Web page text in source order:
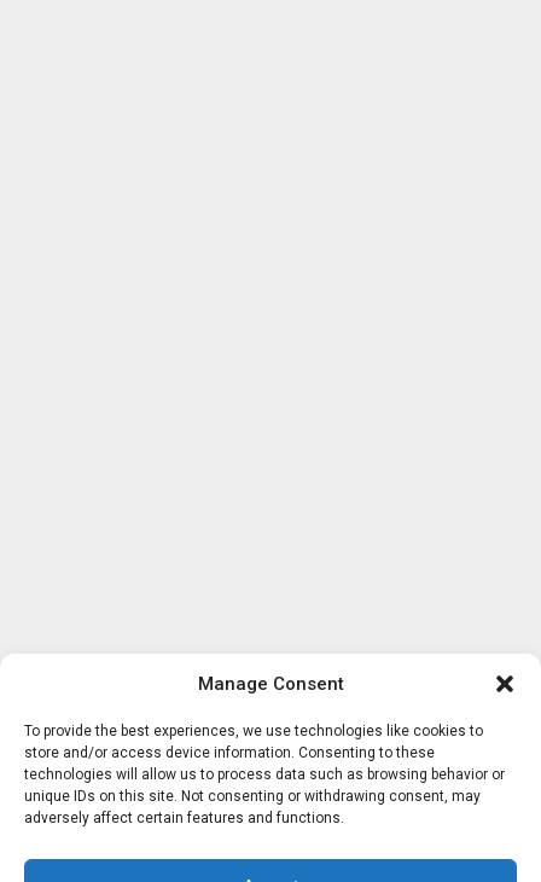
Manage Consent
To provide the best experiences, we use technologies like cookies to
store and/or access device information. Consenting to these
technologies will allow us to process data such as browsing behavior or
unique IDs on this site. Not consenting or withdrawing consent, may
adversely affect certain features and functions.